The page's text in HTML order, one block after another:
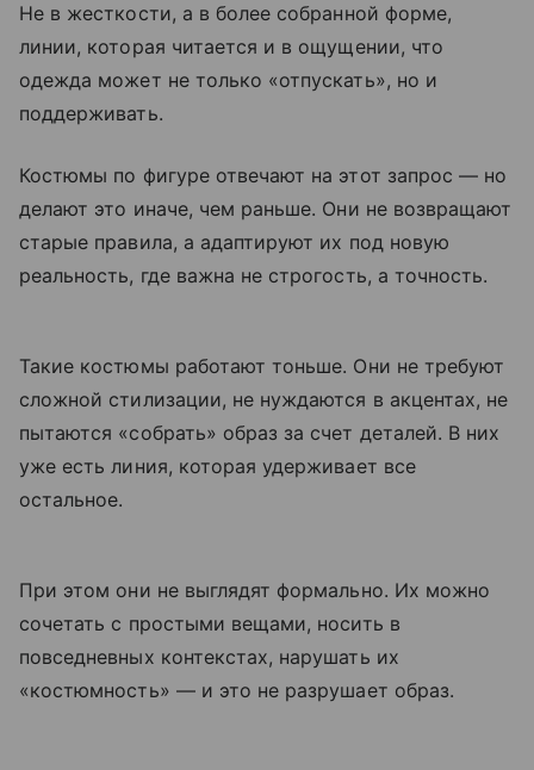
Не в жесткости, а в более собранной форме,
линии, которая читается и в ощущении, что
одежда может не только «отпускать», но и
поддерживать.
Костюмы по фигуре отвечают на этот запрос — но
делают это иначе, чем раньше. Они не возвращают
старые правила, а адаптируют их под новую
реальность, где важна не строгость, а точность.
Такие костюмы работают тоньше. Они не требуют
сложной стилизации, не нуждаются в акцентах, не
пытаются «собрать» образ за счет деталей. В них
уже есть линия, которая удерживает все
остальное.
При этом они не выглядят формально. Их можно
сочетать с простыми вещами, носить в
повседневных контекстах, нарушать их
«костюмность» — и это не разрушает образ.